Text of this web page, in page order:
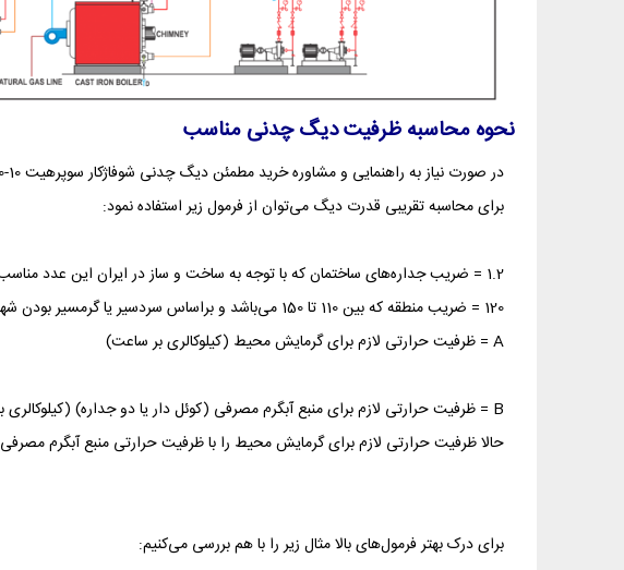
نحوه محاسبه ظرفیت دیگ چدنی مناسب
در صورت نیاز به راهنمایی و مشاوره خرید مطمئن دیگ چدنی شوفاژکار سوپرهیت 10-1300 می‌توانید با کارشناسان ما تماس حاصل فرمایید.
برای محاسبه تقریبی قدرت دیگ می‌توان از فرمول زیر استفاده نمود:
1.2 = ضریب جداره‌های ساختمان که با توجه به ساخت و ساز در ایران این عدد مناسب می‌باشد.
120 = ضریب منطقه که بین 110 تا 150 می‌باشد و براساس سردسیر یا گرمسیر بودن شهر انتخاب می‌شود. (عدد 120 برای آب و هوای تهران مناسب می‌باشد.)
A = ظرفیت حرارتی لازم برای گرمایش محیط (کیلوکالری بر ساعت)
B = ظرفیت حرارتی لازم برای منبع آبگرم مصرفی (کوئل دار یا دو جداره) (کیلوکالری بر ساعت)
حالا ظرفیت حرارتی لازم برای گرمایش محیط را با ظرفیت حرارتی منبع آبگرم مصرفی جمع می‌کنیم و برای اطمینان 10
برای درک بهتر فرمول‌های بالا مثال زیر را با هم بررسی می‌کنیم: